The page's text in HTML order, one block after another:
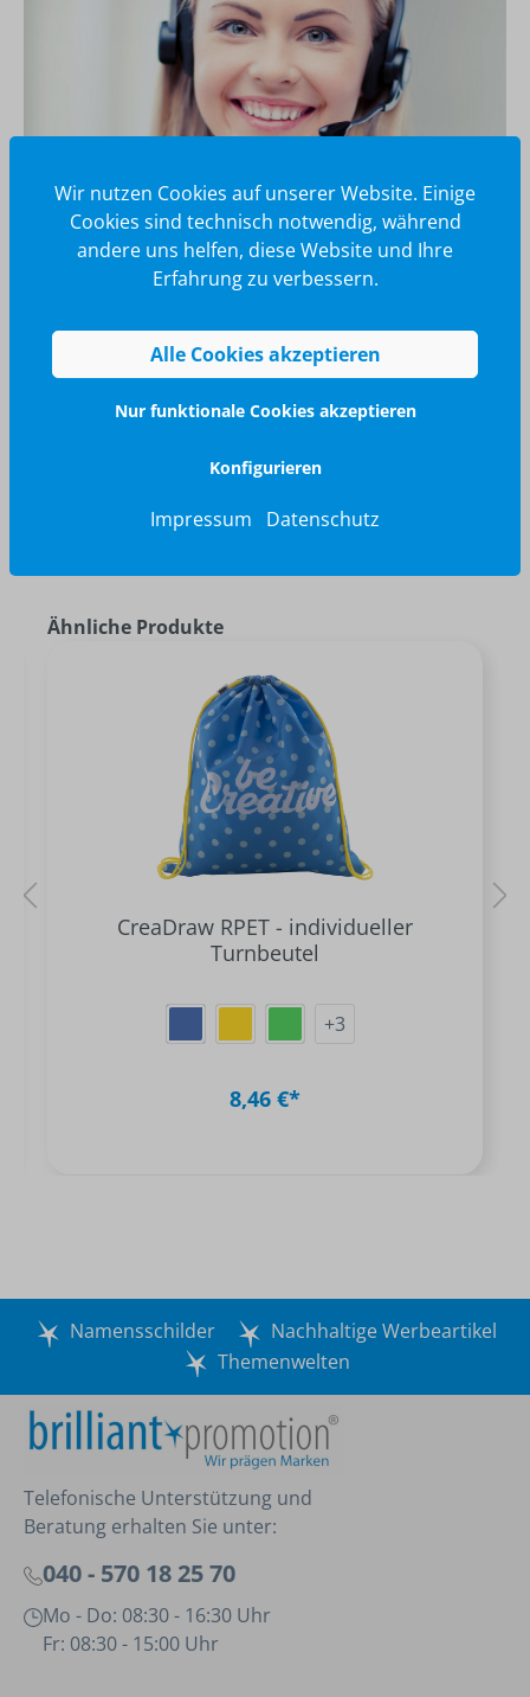
Wir glänzen für Sie
info@brilliant-promotion.com
Jetzt anfragen
Ähnliche Produkte
CreaDraw RPET - individueller
Turnbeutel
+3
8,46 €*
Namensschilder
Nachhaltige Werbeartikel
Themenwelten
Telefonische Unterstützung und
Beratung erhalten Sie unter:
040 - 570 18 25 70
Mo - Do: 08:30 - 16:30 Uhr
Fr: 08:30 - 15:00 Uhr
Wir nutzen Cookies auf unserer Website. Einige
Cookies sind technisch notwendig, während
andere uns helfen, diese Website und Ihre
Erfahrung zu verbessern.
Alle Cookies akzeptieren
Nur funktionale Cookies akzeptieren
Konfigurieren
Impressum Datenschutz